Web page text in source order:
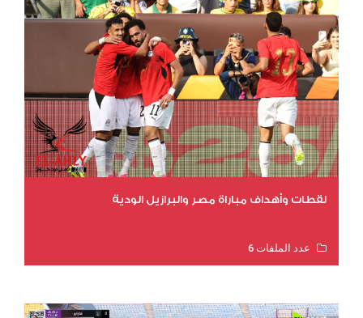
لقطات وأهداف مباراة مصر والبرازيل الودية
عدد الملفات 6